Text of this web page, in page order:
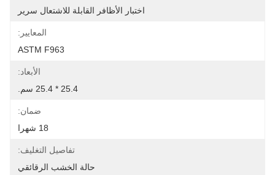
اختبار الأظافر القابلة للاشتعال سرير
المعايير:
ASTM F963
الأبعاد:
25.4 * 25.4 سم.
ضمان:
18 شهرا
تفاصيل التغليف:
حالة الخشب الرقائقي